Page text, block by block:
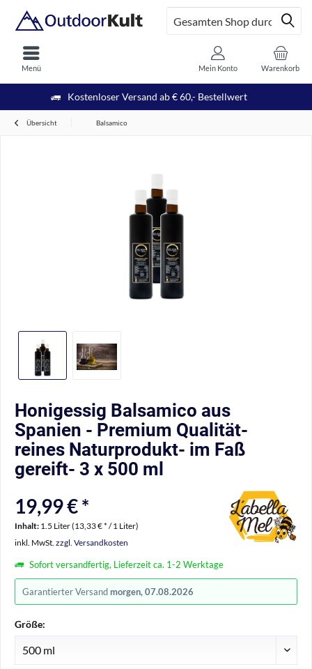
Kostenloser Versand ab € 60,- Bestellwert
Menü Warenkorb
Mein Konto
Übersicht Balsamico
Honigessig Balsamico aus
Spanien - Premium Qualität-
reines Naturprodukt- im Faß
gereift- 3 x 500 ml
19,99 € *
Inhalt: 1.5 Liter (13,33 € * / 1 Liter)
inkl. MwSt. zzgl. Versandkosten
Sofort versandfertig, Lieferzeit ca. 1-2 Werktage
Garantierter Versand morgen, 07.08.2026
Größe: